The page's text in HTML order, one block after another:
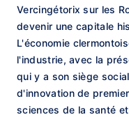
Vercingétorix sur les
devenir une capitale
L'économie
l'industrie, avec la
qui y a son siège
d'innovation de
sciences de la santé